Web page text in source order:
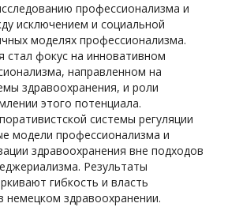
профессионализма и
исключением и социальной
моделях профессионализма.
стал фокус на инновативном
направленном на
здравоохранения, и роли
этого потенциала.
системы регуляции
модели профессионализма и
здравоохранения вне подходов
Результаты
гибкость и власть
немецком здравоохранении.